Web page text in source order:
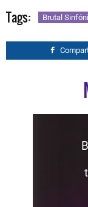
Tags: Brutal